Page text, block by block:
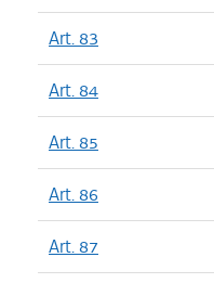
Art. 83
Art. 84
Art. 85
Art. 86
Art. 87